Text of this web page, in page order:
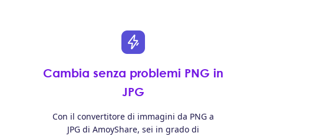
Cambia senza problemi PNG in
JPG
Con il convertitore di immagini da PNG a
JPG di AmoyShare, sei in grado di